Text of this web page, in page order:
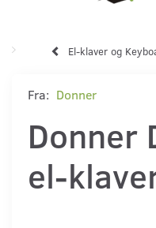
El-klaver og
Fra: Donner
Donner
el-